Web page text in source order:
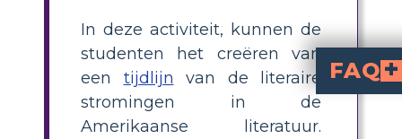
In deze activiteit, kunnen de
studenten het creëren van
een tijdlijn van de literaire
stromingen in de
Amerikaanse literatuur.
FAQ